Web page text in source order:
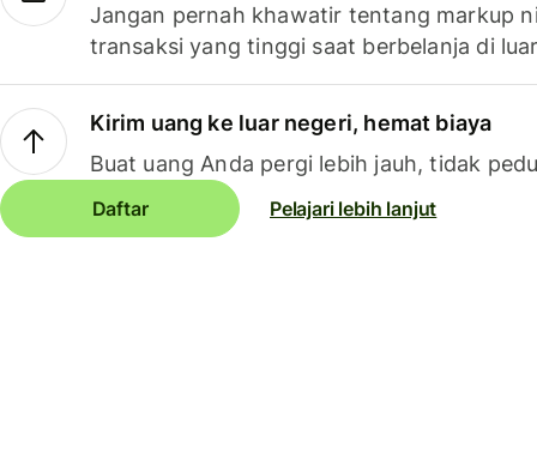
Jangan pernah khawatir tentang markup
transaksi yang tinggi saat berbelanja di
Kirim uang ke luar negeri, hemat biaya
Buat uang Anda pergi lebih jauh, tidak
Daftar Pelajari lebih lanjut